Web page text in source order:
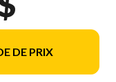
DE PRIX